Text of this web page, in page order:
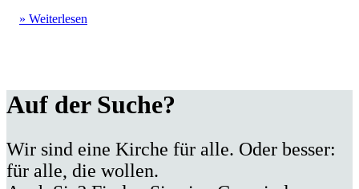
» Weiterlesen
Auf der Suche?
Wir sind eine Kirche für alle. Oder besser:
für alle, die wollen.